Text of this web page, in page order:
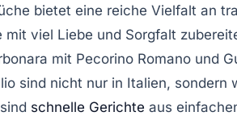
bietet eine reiche Vielfalt an
mit viel Liebe und Sorgfalt
mit Pecorino Romano und
sind nicht nur in Italien, sondern
schnelle Gerichte aus